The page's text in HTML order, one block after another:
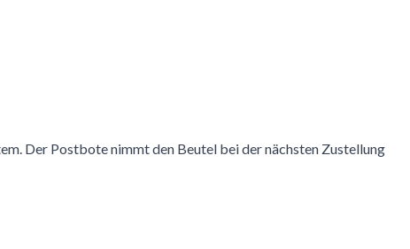
Der Postbote nimmt den Beutel bei der nächsten Zustellung